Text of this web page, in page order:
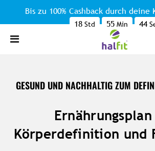
GESUND UND NACHHALTIG ZUM
Körperdefinition und
Bis zu 100% Cashback durch deine
18Std 55Min 43